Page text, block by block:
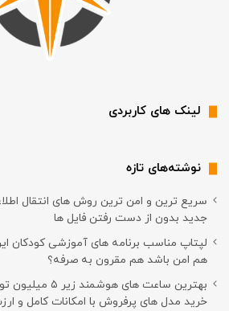
لینک های کاربردی
نوشته‌های تازه
سریع ترین و امن ترین روش های انتقال
جدید بدون از دست رفتن فایل ها
لپتاپ مناسب برنامه های آموزشی کودکان
هم امن باشد هم مقرون به صرفه؟
بهترین ساعت های
خرید مدل های پرفروش با امکانات کامل و